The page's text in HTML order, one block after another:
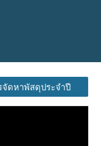
จัดหาพัสดุประจำปี